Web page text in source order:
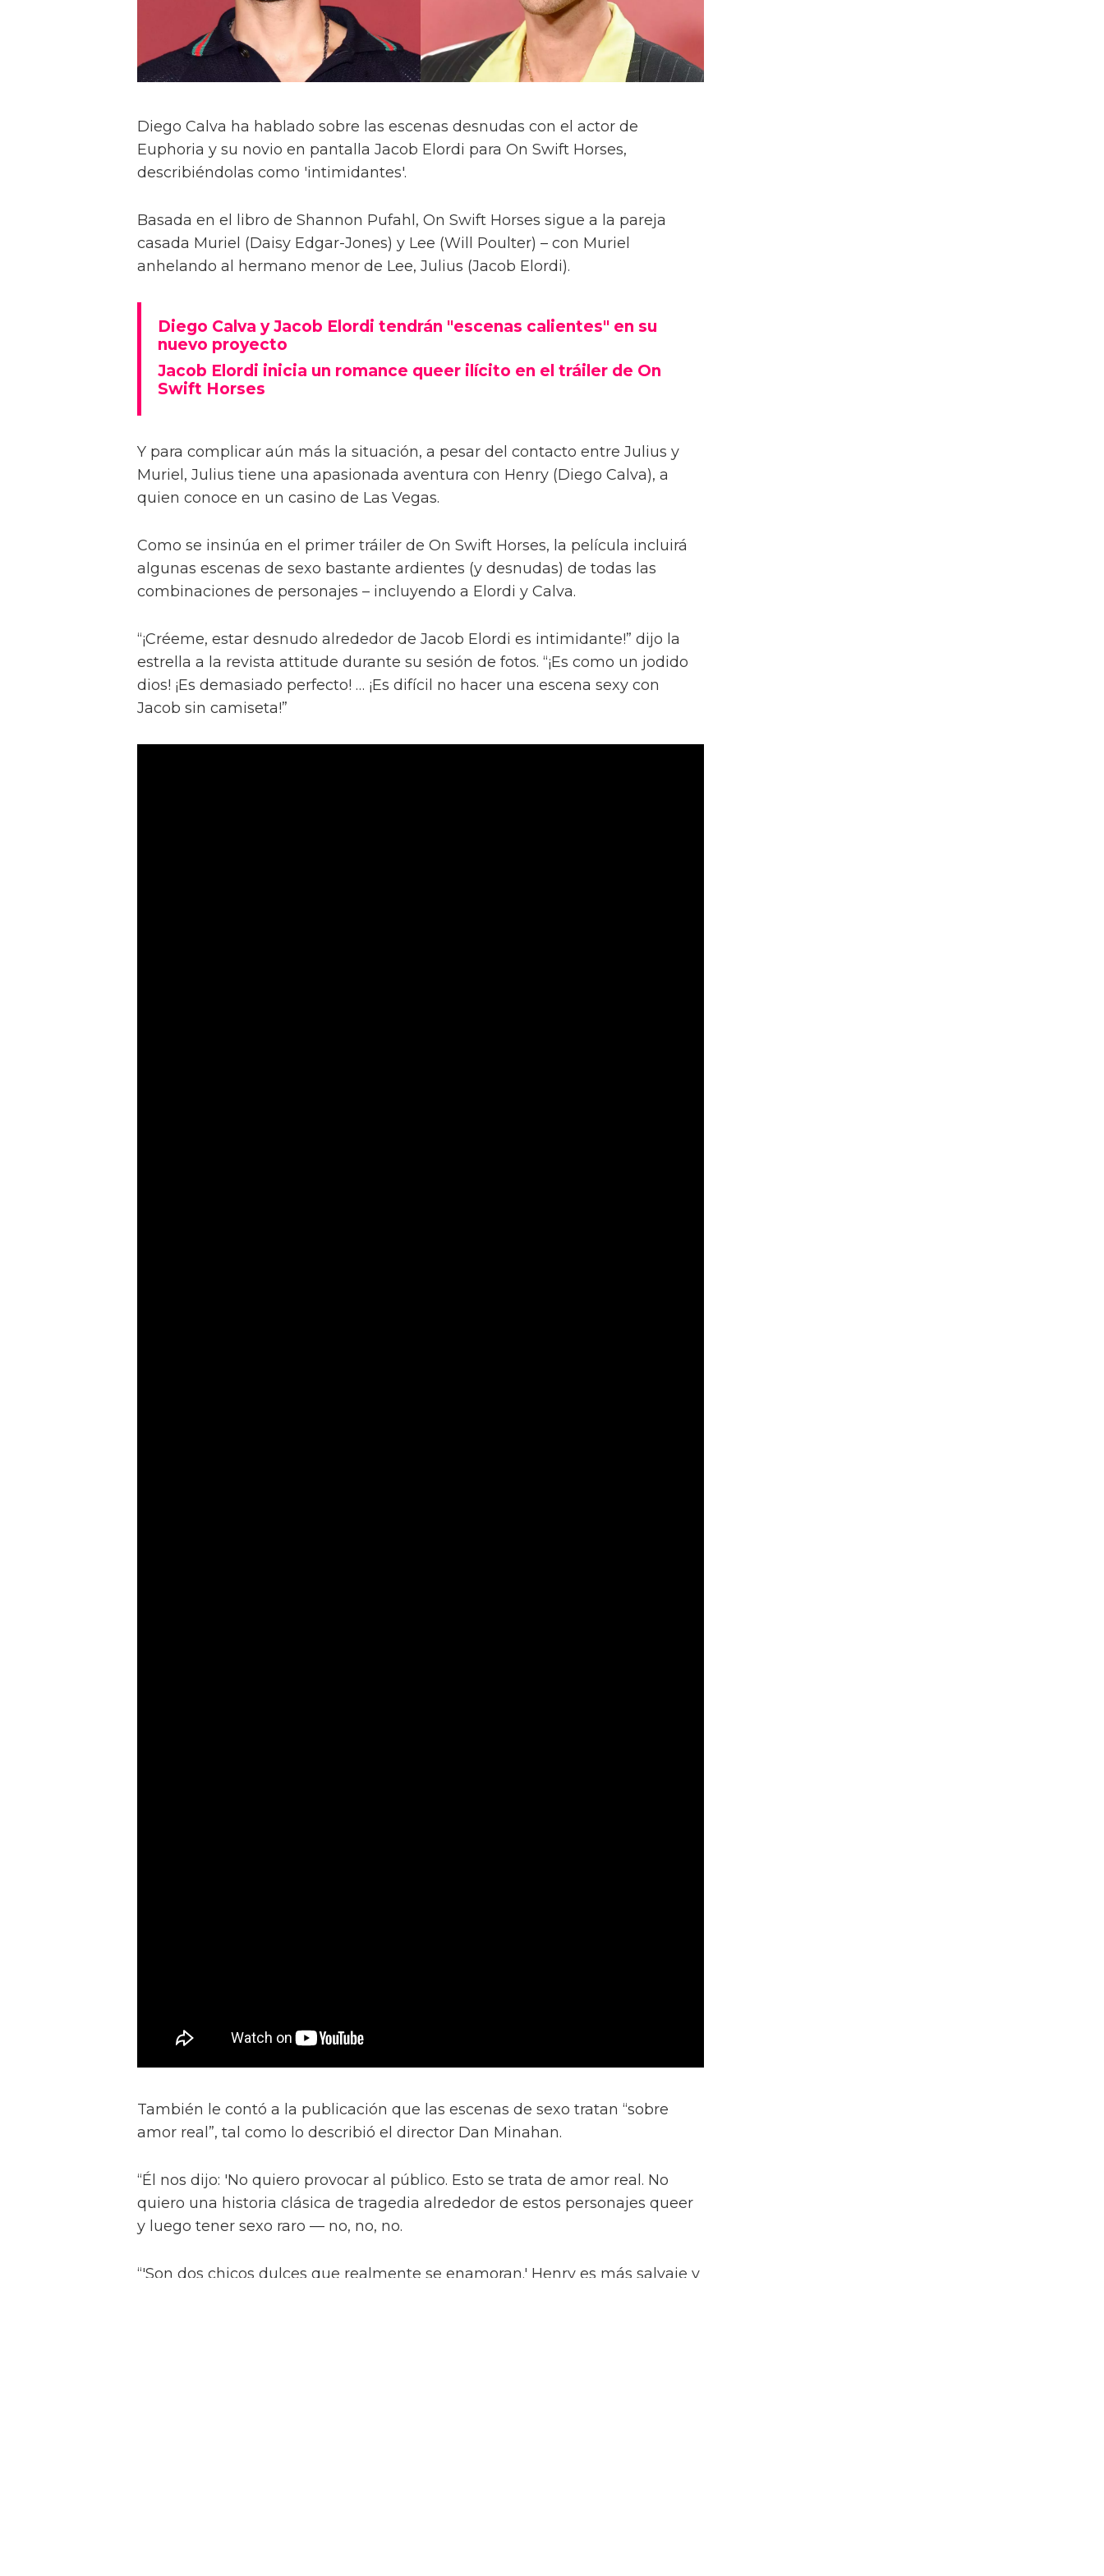
Diego Calva ha hablado sobre las escenas desnudas con el actor de
Euphoria y su novio en pantalla Jacob Elordi para On Swift Horses,
describiéndolas como 'intimidantes'.
Basada en el libro de Shannon Pufahl, On Swift Horses sigue a la pareja
casada Muriel (Daisy Edgar-Jones) y Lee (Will Poulter) – con Muriel
anhelando al hermano menor de Lee, Julius (Jacob Elordi).
Diego Calva y Jacob Elordi tendrán "escenas calientes" en su
nuevo proyecto
Jacob Elordi inicia un romance queer ilícito en el tráiler de On
Swift Horses
Y para complicar aún más la situación, a pesar del contacto entre Julius y
Muriel, Julius tiene una apasionada aventura con Henry (Diego Calva), a
quien conoce en un casino de Las Vegas.
Como se insinúa en el primer tráiler de On Swift Horses, la película incluirá
algunas escenas de sexo bastante ardientes (y desnudas) de todas las
combinaciones de personajes – incluyendo a Elordi y Calva.
“¡Créeme, estar desnudo alrededor de Jacob Elordi es intimidante!” dijo la
estrella a la revista attitude durante su sesión de fotos. “¡Es como un jodido
dios! ¡Es demasiado perfecto! … ¡Es difícil no hacer una escena sexy con
Jacob sin camiseta!”
También le contó a la publicación que las escenas de sexo tratan “sobre
amor real”, tal como lo describió el director Dan Minahan.
“Él nos dijo: 'No quiero provocar al público. Esto se trata de amor real. No
quiero una historia clásica de tragedia alrededor de estos personajes queer
y luego tener sexo raro — no, no, no.
“'Son dos chicos dulces que realmente se enamoran.' Henry es más salvaje y